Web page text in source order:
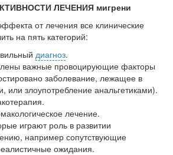
ЛЕЧЕНИЯ мигрени
от лечения все клинические
на пять категорий:
диагноз.
важные про­воцирующие факторы
заболевание, лежащее в
или злоупотре­бление анальгетиками).
лечение.
играют роль в развитии
например сопутствующие
ожидания.